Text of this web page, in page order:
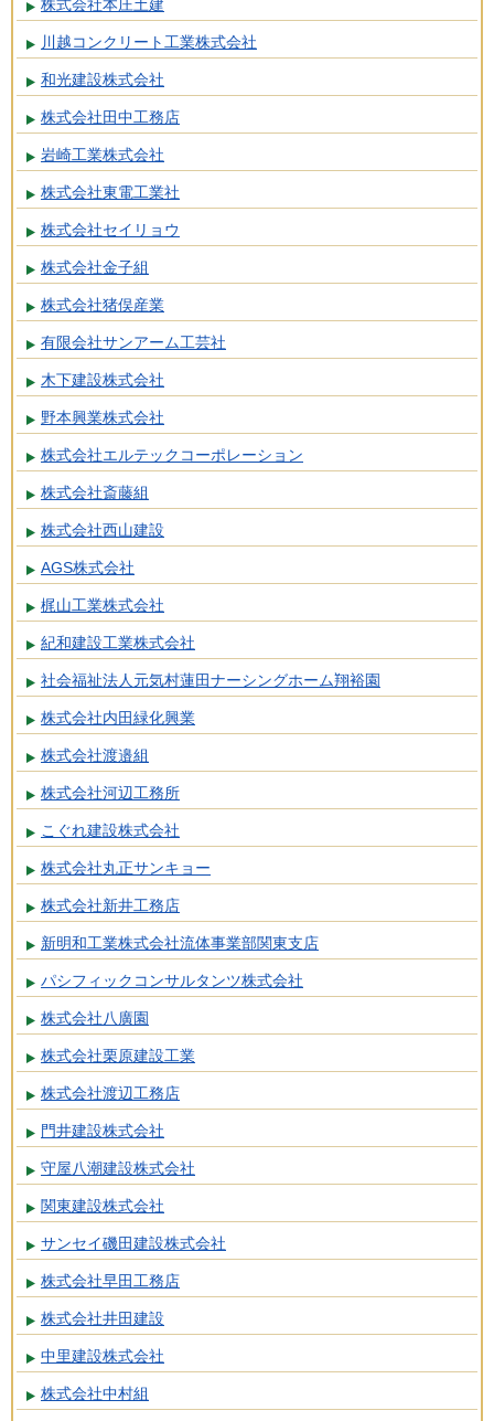
株式会社本庄土建
川越コンクリート工業株式会社
和光建設株式会社
株式会社田中工務店
岩崎工業株式会社
株式会社東電工業社
株式会社セイリョウ
株式会社金子組
株式会社猪俣産業
有限会社サンアーム工芸社
木下建設株式会社
野本興業株式会社
株式会社エルテックコーポレーション
株式会社斎藤組
株式会社西山建設
AGS株式会社
梶山工業株式会社
紀和建設工業株式会社
社会福祉法人元気村蓮田ナーシングホーム翔裕園
株式会社内田緑化興業
株式会社渡邉組
株式会社河辺工務所
こぐれ建設株式会社
株式会社丸正サンキョー
株式会社新井工務店
新明和工業株式会社流体事業部関東支店
パシフィックコンサルタンツ株式会社
株式会社八廣園
株式会社栗原建設工業
株式会社渡辺工務店
門井建設株式会社
守屋八潮建設株式会社
関東建設株式会社
サンセイ磯田建設株式会社
株式会社早田工務店
株式会社井田建設
中里建設株式会社
株式会社中村組